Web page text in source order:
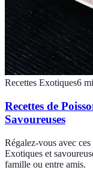
Recettes Exotiques6
Recettes de
Savoureuses
Régalez-vous avec
Exotiques et
famille ou entre amis.